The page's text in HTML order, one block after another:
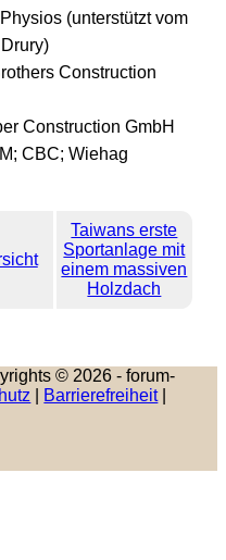
(unterstützt vom
Construction
Construction GmbH
CBC; Wiehag
Taiwans erste
Sportanlage mit
einem massiven
Holzdach
© 2026 - forum-
Barrierefreiheit|